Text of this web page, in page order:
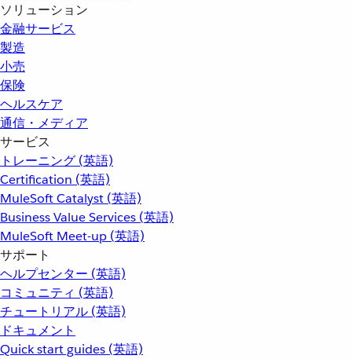
ソリューション
金融サービス
製造
小売
保険
ヘルスケア
通信・メディア
サービス
トレーニング (英語)
Certification (英語)
MuleSoft Catalyst (英語)
Business Value Services (英語)
MuleSoft Meet-up (英語)
サポート
ヘルプセンター (英語)
コミュニティ (英語)
チュートリアル (英語)
ドキュメント
Quick start guides (英語)